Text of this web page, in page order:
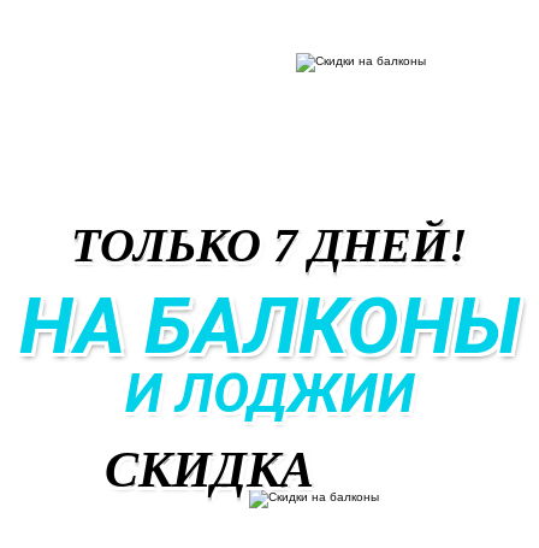
ТОЛЬКО 7 ДНЕЙ!
НА БАЛКОНЫ
И ЛОДЖИИ
СКИДКА